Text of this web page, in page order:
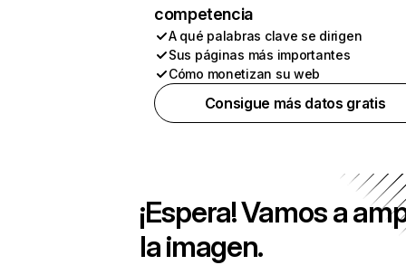
competencia
A qué palabras clave se dirigen
Sus páginas más importantes
Cómo monetizan su web
Consigue más datos gratis
¡Espera! Vamos a
la imagen.